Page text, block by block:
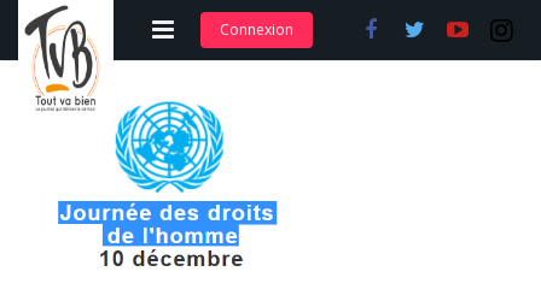
Adhérer et s’abonner
Nos articles
Nos actions
Nos formations
Connexion